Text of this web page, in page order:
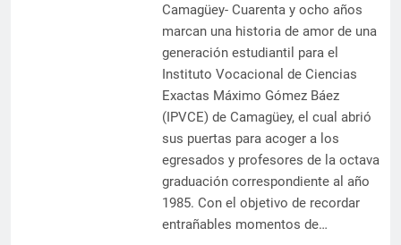
Camagüey- Cuarenta y ocho años
marcan una historia de amor de una
generación estudiantil para el
Instituto Vocacional de Ciencias
Exactas Máximo Gómez Báez
(IPVCE) de Camagüey, el cual abrió
sus puertas para acoger a los
egresados y profesores de la octava
graduación correspondiente al año
1985. Con el objetivo de recordar
entrañables momentos de…